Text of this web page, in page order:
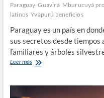
Paraguay Guavirá Mburucuyá
latinos Yvapurũ beneficios
Paraguay es un país en
sus secretos desde tiempos
familiares y árboles
Leer másFrutas